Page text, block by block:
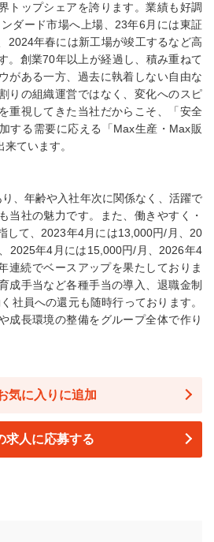
トップシェアを誇ります。業績も好調
ダード市場へ上場、23年6月には東証
2024年春には新工場が竣工するなど高
。創業70年以上が経過し、積み重ねて
がある一方、過去に執着しない自由な
りの組織運営ではなく、変化へのスピ
重視してきた当社だからこそ、「安全
する需要に応える「Max生産・Max販
ています。
、年齢や入社年次に関係なく、活躍で
当社の魅力です。また、働きやすく・
して、2023年4月には13,000円/月、20
2025年4月には15,000円/月、2026年4
連続でベースアップを果たしておりま
成手当など各種手当の導入、退職金制
社員への還元も随時行っております。
成長環境の整備をグループ全体で作り
気に入りに追加
求人に応募する